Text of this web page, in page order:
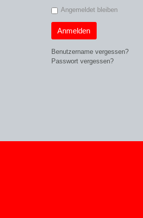
Angemeldet bleiben
Anmelden
Benutzername vergessen?
Passwort vergessen?